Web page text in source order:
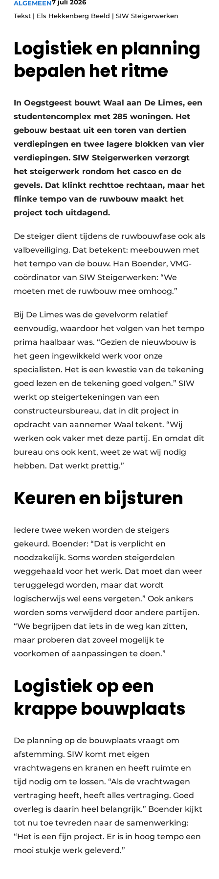
storymetadata
Vacature aanmelden
Vacatures
ALGEMEEN7 juli 2026
Tekst | Els Hekkenberg Beeld | SIW Steigerwerken
Logistiek en planning
bepalen het ritme
In Oegstgeest bouwt Waal aan De Limes, een
studentencomplex met 285 woningen. Het
gebouw bestaat uit een toren van dertien
verdiepingen en twee lagere blokken van vier
verdiepingen. SIW Steigerwerken verzorgt
het steigerwerk rondom het casco en de
gevels. Dat klinkt rechttoe rechtaan, maar het
flinke tempo van de ruwbouw maakt het
project toch uitdagend.
De steiger dient tijdens de ruwbouwfase ook als
valbeveiliging. Dat betekent: meebouwen met
het tempo van de bouw. Han Boender, VMG-
coördinator van SIW Steigerwerken: “We
moeten met de ruwbouw mee omhoog.”
Bij De Limes was de gevelvorm relatief
eenvoudig, waardoor het volgen van het tempo
prima haalbaar was. “Gezien de nieuwbouw is
het geen ingewikkeld werk voor onze
specialisten. Het is een kwestie van de tekening
goed lezen en de tekening goed volgen.” SIW
werkt op steigertekeningen van een
constructeursbureau, dat in dit project in
opdracht van aannemer Waal tekent. “Wij
werken ook vaker met deze partij. En omdat dit
bureau ons ook kent, weet ze wat wij nodig
hebben. Dat werkt prettig.”
Keuren en bijsturen
Iedere twee weken worden de steigers
gekeurd. Boender: “Dat is verplicht en
noodzakelijk. Soms worden steigerdelen
weggehaald voor het werk. Dat moet dan weer
teruggelegd worden, maar dat wordt
logischerwijs wel eens vergeten.” Ook ankers
worden soms verwijderd door andere partijen.
“We begrijpen dat iets in de weg kan zitten,
maar proberen dat zoveel mogelijk te
voorkomen of aanpassingen te doen.”
Logistiek op een
krappe bouwplaats
De planning op de bouwplaats vraagt om
afstemming. SIW komt met eigen
vrachtwagens en kranen en heeft ruimte en
tijd nodig om te lossen. “Als de vrachtwagen
vertraging heeft, heeft alles vertraging. Goed
overleg is daarin heel belangrijk.” Boender kijkt
tot nu toe tevreden naar de samenwerking:
“Het is een fijn project. Er is in hoog tempo een
mooi stukje werk geleverd.”